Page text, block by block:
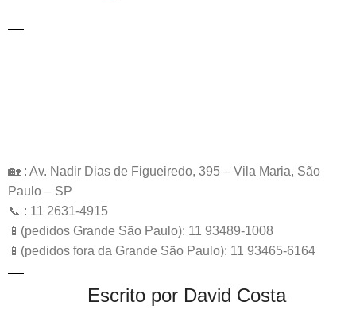
🏡 : Av. Nadir Dias de Figueiredo, 395 – Vila Maria, São
Paulo – SP
📞 : 11 2631-4915
📱(pedidos Grande São Paulo): 11 93489-1008
📱(pedidos fora da Grande São Paulo): 11 93465-6164
Escrito por David Costa